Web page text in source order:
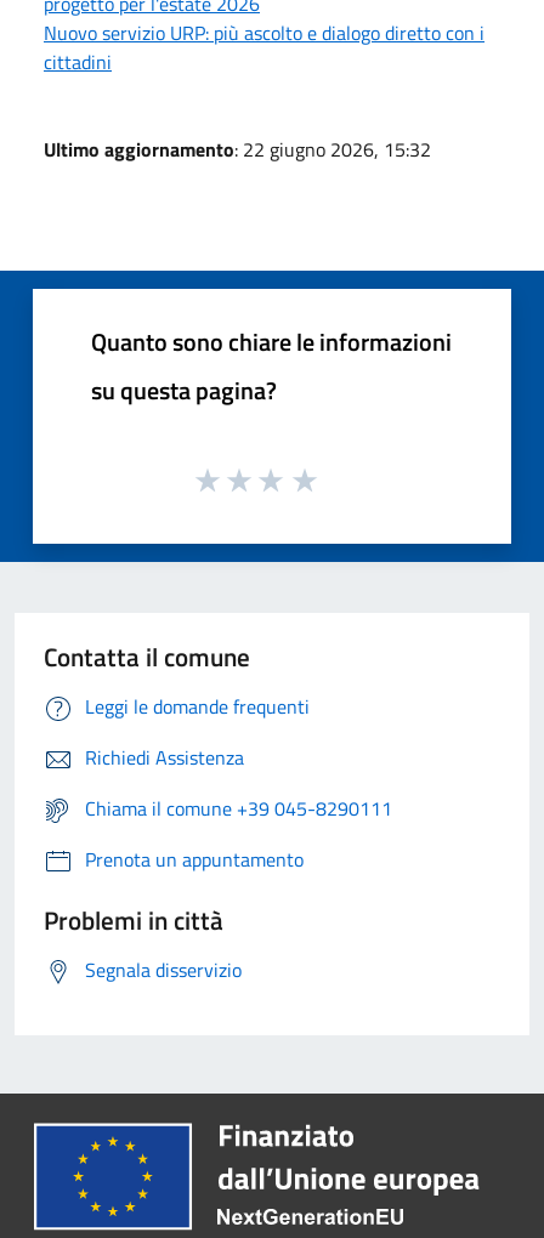
Nuovo servizio URP: più ascolto e dialogo diretto con i
cittadini
Ultimo aggiornamento: 22 giugno 2026, 15:32
Quanto sono chiare le informazioni
su questa pagina?
Contatta il comune
Leggi le domande frequenti
Richiedi Assistenza
Chiama il comune +39 045-8290111
Prenota un appuntamento
Problemi in città
Segnala disservizio